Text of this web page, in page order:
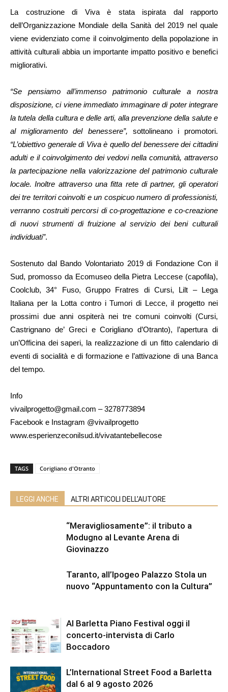
La costruzione di Viva è stata ispirata dal rapporto
dell’Organizzazione Mondiale della Sanità del 2019 nel quale
viene evidenziato come il coinvolgimento della popolazione in
attività culturali abbia un importante impatto positivo e benefici
migliorativi.
“Se pensiamo all’immenso patrimonio culturale a nostra
disposizione, ci viene immediato immaginare di poter integrare
la tutela della cultura e delle arti, alla prevenzione della salute e
al miglioramento del benessere”, sottolineano i promotori.
“L’obiettivo generale di Viva è quello del benessere dei cittadini
adulti e il coinvolgimento dei vedovi nella comunità, attraverso
la partecipazione nella valorizzazione del patrimonio culturale
locale. Inoltre attraverso una fitta rete di partner, gli operatori
dei tre territori coinvolti e un cospicuo numero di professionisti,
verranno costruiti percorsi di co-progettazione e co-creazione
di nuovi strumenti di fruizione al servizio dei beni culturali
individuati”.
Sostenuto dal Bando Volontariato 2019 di Fondazione Con il
Sud, promosso da Ecomuseo della Pietra Leccese (capofila),
Coolclub, 34° Fuso, Gruppo Fratres di Cursi, Lilt – Lega
Italiana per la Lotta contro i Tumori di Lecce, il progetto nei
prossimi due anni ospiterà nei tre comuni coinvolti (Cursi,
Castrignano de’ Greci e Corigliano d’Otranto), l’apertura di
un’Officina dei saperi, la realizzazione di un fitto calendario di
eventi di socialità e di formazione e l’attivazione di una Banca
del tempo.
Info
vivailprogetto@gmail.com – 3278773894
Facebook e Instagram @vivailprogetto
www.esperienzeconilsud.it/vivatantebellecose
TAGS Corigliano d'Otranto
LEGGI ANCHE ALTRI ARTICOLI DELL'AUTORE
“Meravigliosamente”: il tributo a
Modugno al Levante Arena di
Giovinazzo
Taranto, all’Ipogeo Palazzo Stola un
nuovo “Appuntamento con la Cultura”
Al Barletta Piano Festival oggi il
concerto-intervista di Carlo
Boccadoro
L’International Street Food a Barletta
dal 6 al 9 agosto 2026